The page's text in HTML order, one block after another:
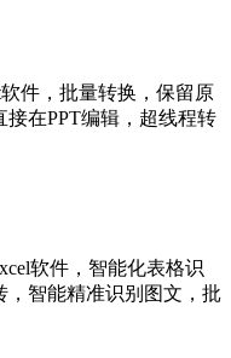
件，批量转换，保留原
在PPT编辑，超线程转
软件，智能化表格识
，智能精准识别图文，批